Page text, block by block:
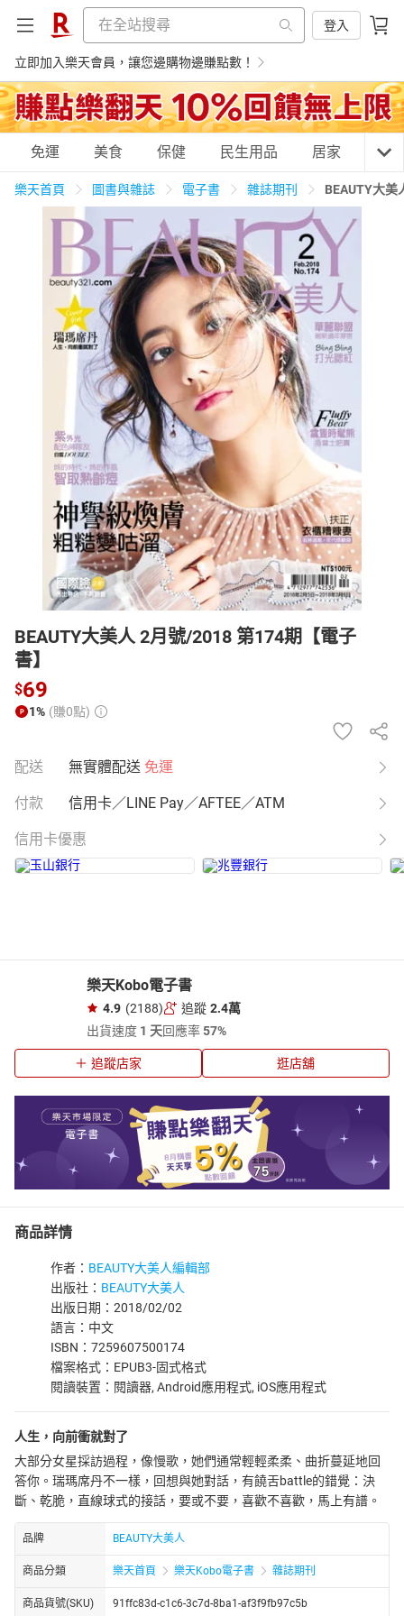
登入
立即加入樂天會員，讓您邊購物邊賺點數！
購物網分類
天天免運 美食蛋糕 養生保健 民生用品
居家生活 3C家電 運動休閒 親子玩具
男裝 化妝保養
日本購物 電子/紙本書
HOT
免運 美食 保健 民生用品 居家 3C
樂天首頁 圖書與雜誌 電子書 雜誌期刊 BEAUTY大
BEAUTY大美人 2月號/2018 第174期【電子
書】
$69
1% (賺0點)
配送 無實體配送 免運
付款 信用卡／LINE Pay／AFTEE／ATM
信用卡優惠
樂天Kobo電子書
4.9 (2188) 追蹤 2.4萬
出貨速度 1 天回應率57%
追蹤店家 逛店舖
商品詳情
作者： BEAUTY大美人編輯部
出版社： BEAUTY大美人
出版日期：2018/02/02
語言：中文
ISBN：7259607500174
檔案格式：EPUB3-固式格式
閱讀裝置：閱讀器, Android應用程式, iOS應用程式
人生，向前衝就對了
大部分女星採訪過程，像慢歌，她們通常輕輕柔柔、曲折蔓延地回
答你。瑞瑪席丹不一樣，回想與她對話，有饒舌battle的錯覺：決
斷、乾脆，直線球式的接話，要或不要，喜歡不喜歡，馬上有譜。
品牌 BEAUTY大美人
商品分類 樂天首頁 樂天Kobo電子書 雜誌期刊
商品貨號(SKU) 91ffc83d-c1c6-3c7d-8ba1-af3f9fb97c5b